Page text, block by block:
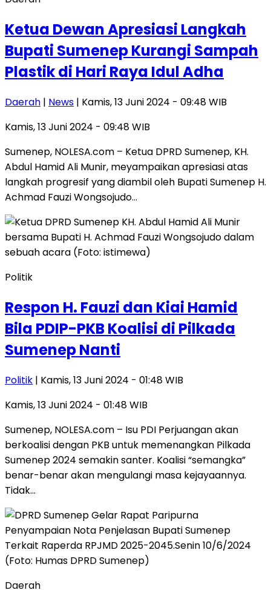
Ketua Dewan Apresiasi Langkah
Bupati Sumenep Kurangi Sampah
Plastik di Hari Raya Idul Adha
Daerah | News | Kamis, 13 Juni 2024 - 09:48 WIB
Kamis, 13 Juni 2024 - 09:48 WIB
Sumenep, NOLESA.com – Ketua DPRD Sumenep, KH.
Abdul Hamid Ali Munir, meyampaikan apresiasi atas
langkah progresif yang diambil oleh Bupati Sumenep H.
Achmad Fauzi Wongsojudo…
Politik
Respon H. Fauzi dan Kiai Hamid
Bila PDIP-PKB Koalisi di Pilkada
Sumenep Nanti
Politik | Kamis, 13 Juni 2024 - 01:48 WIB
Kamis, 13 Juni 2024 - 01:48 WIB
Sumenep, NOLESA.com – Isu PDI Perjuangan akan
berkoalisi dengan PKB untuk memenangkan Pilkada
Sumenep 2024 semakin santer. Koalisi “semangka”
benar-benar akan mengulangi masa kejayaannya.
Tidak…
Daerah